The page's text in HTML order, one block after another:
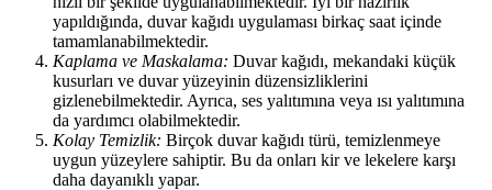
yapıldığında, duvar kağıdı uygulaması birkaç saat içinde
tamamlanabilmektedir.
Kaplama ve Maskalama: Duvar kağıdı, mekandaki küçük
kusurları ve duvar yüzeyinin düzensizliklerini
gizlenebilmektedir. Ayrıca, ses yalıtımına veya ısı yalıtımına
da yardımcı olabilmektedir.
Kolay Temizlik: Birçok duvar kağıdı türü, temizlenmeye
uygun yüzeylere sahiptir. Bu da onları kir ve lekelere karşı
daha dayanıklı yapar.